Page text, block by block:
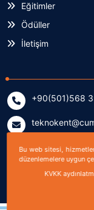
Eğitimler
Ödüller
İletişim
+90(501)568
Yenişehir
Sivas, TÜRKİYE
Bu web sitesi,
düzenlemelere uygun
KVKK